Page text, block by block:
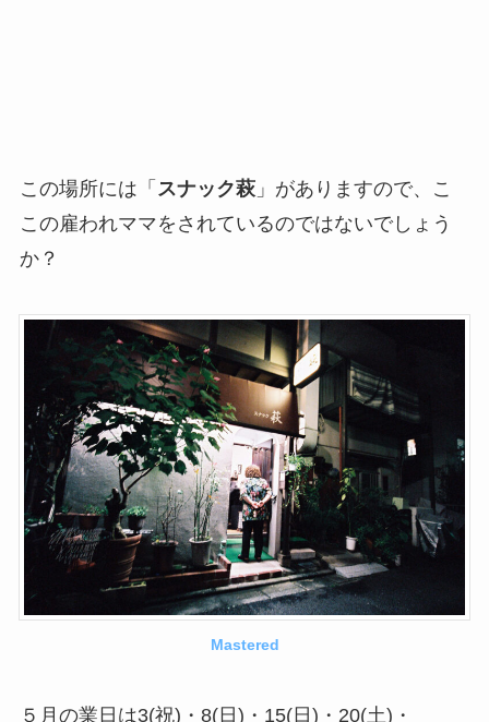
この場所には「 スナック萩」がありますので、こ
この雇われママをされているのではないでしょう
か？
Mastered
５月の業日は3(祝)・8(日)・15(日)・20(土)・